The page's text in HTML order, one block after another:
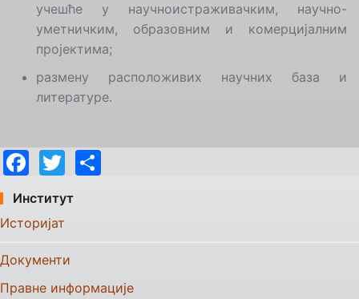
учешће у научноистраживачким, научно-
уметничким, образовним и комерцијалним
пројектима;
размену расположивих научних база и
литературе.
Facebook
Twitter
Институт
Историјат
Документи
Правне информације